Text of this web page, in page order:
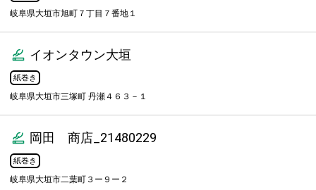
岐阜県大垣市旭町７丁目７番地１
イオンタウン大垣
紙巻き
岐阜県大垣市三塚町 丹瀬４６３－１
岡田 商店_21480229
紙巻き
岐阜県大垣市二葉町３ー９ー２